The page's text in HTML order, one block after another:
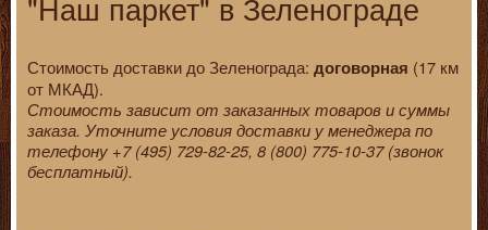
Стоимость доставки до Зеленограда: договорная (17 км
от МКАД).
Стоимость зависит от заказанных товаров и суммы
заказа. Уточните условия доставки у менеджера по
телефону +7 (495) 729-82-25, 8 (800) 775-10-37 (звонок
бесплатный).